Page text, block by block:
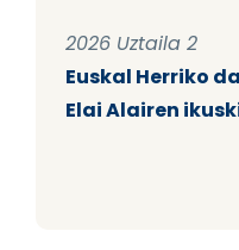
2026 Uztaila 2
Euskal Herriko
Elai Alairen